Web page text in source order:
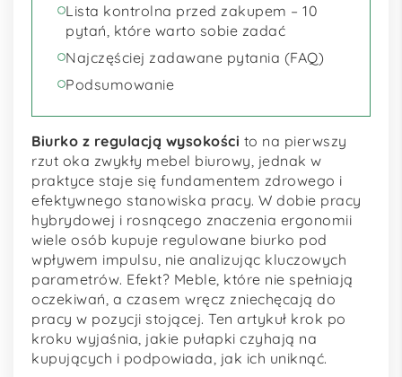
Lista kontrolna przed zakupem – 10
pytań, które warto sobie zadać
Najczęściej zadawane pytania (FAQ)
Podsumowanie
Biurko z regulacją wysokości to na pierwszy
rzut oka zwykły mebel biurowy, jednak w
praktyce staje się fundamentem zdrowego i
efektywnego stanowiska pracy. W dobie pracy
hybrydowej i rosnącego znaczenia ergonomii
wiele osób kupuje regulowane biurko pod
wpływem impulsu, nie analizując kluczowych
parametrów. Efekt? Meble, które nie spełniają
oczekiwań, a czasem wręcz zniechęcają do
pracy w pozycji stojącej. Ten artykuł krok po
kroku wyjaśnia, jakie pułapki czyhają na
kupujących i podpowiada, jak ich uniknąć.